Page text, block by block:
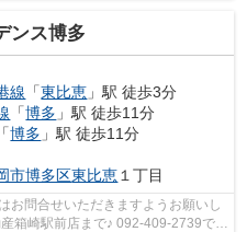
ンス博多
線 「東比恵 」駅 徒歩3分
「博多 」駅 徒歩11分
「博多 」駅 徒歩11分
市博多区東比恵 １丁目
お問合せいただきますようお願いし
箱崎駅前店まで♪ 092-409-2739で